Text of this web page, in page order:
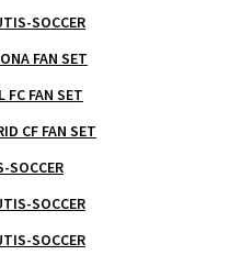
SOCCER
FAN SET
FC FAN SET
CF FAN SET
SOCCER
SOCCER
SOCCER